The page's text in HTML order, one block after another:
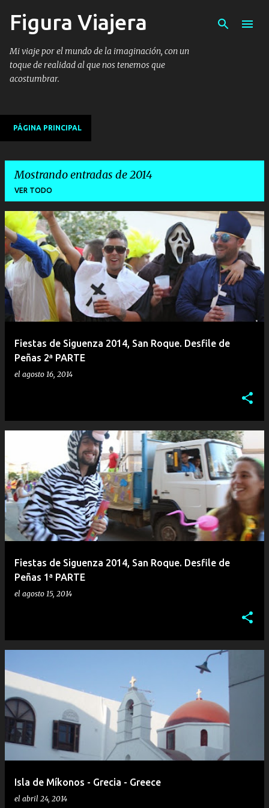
Ir al contenido principal
Figura Viajera
Mi viaje por el mundo de la imaginación, con un
toque de realidad al que nos tenemos que
acostumbrar.
PÁGINA PRINCIPAL
Mostrando entradas de 2014
VER TODO
E
n
t
r
a
d
Fiestas de Siguenza 2014, San Roque. Desfile de
Peñas 2ª PARTE
el agosto 16, 2014
Fiestas de Siguenza 2014, San Roque. Desfile de
Peñas 1ª PARTE
el agosto 15, 2014
Isla de Míkonos - Grecia - Greece
el abril 24, 2014